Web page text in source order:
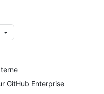
GitHub Enterprise